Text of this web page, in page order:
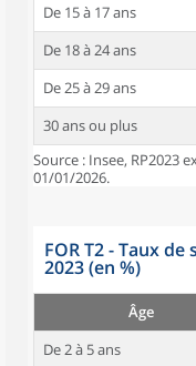
De 15 à 17 ans
De 18 à 24 ans
De 25 à 29 ans
30 ans ou plus
Source : Insee, RP2023
01/01/2026.
FOR T2 - Taux
2023 (en %)
Âge
De 2 à 5 ans